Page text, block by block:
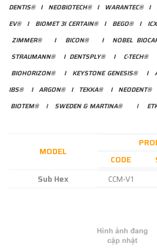
DENTIS®I NEOBIOTECH®I WARANTEC®I
EV® I BIOMET 3I CERTAIN®I BEGO®I
ZIMMER®I BICON®I NOBEL
STRAUMANN®I DENTSPLY®I C-TECH®
BIOHORIZON®I KEYSTONE GENESIS®I
IBS®IARGON® I TEKKA®I NEODENT®
BIOTEM®I SWEDEN & MARTINA® I
MODEL
CODE
Sub Hex
CCM-V1